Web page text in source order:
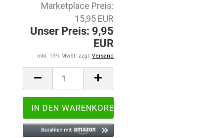
Marketplace Preis:
15,95 EUR
Unser Preis: 9,95
EUR
inkl. 19% MwSt. zzgl. Versand